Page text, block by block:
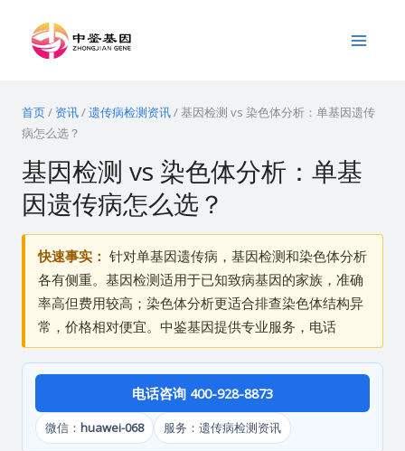
Menu
首页/ 资讯/遗传病检测资讯/基因检测 vs 染色体分析：单基因遗传
病怎么选？
基因检测 vs 染色体分析：单基
因遗传病怎么选？
快速事实： 针对单基因遗传病，基因检测和染色体分析
各有侧重。基因检测适用于已知致病基因的家族，准确
率高但费用较高；染色体分析更适合排查染色体结构异
常，价格相对便宜。中鉴基因提供专业服务，电话
电话咨询 400-928-8873
微信： huawei-068 服务：遗传病检测资讯